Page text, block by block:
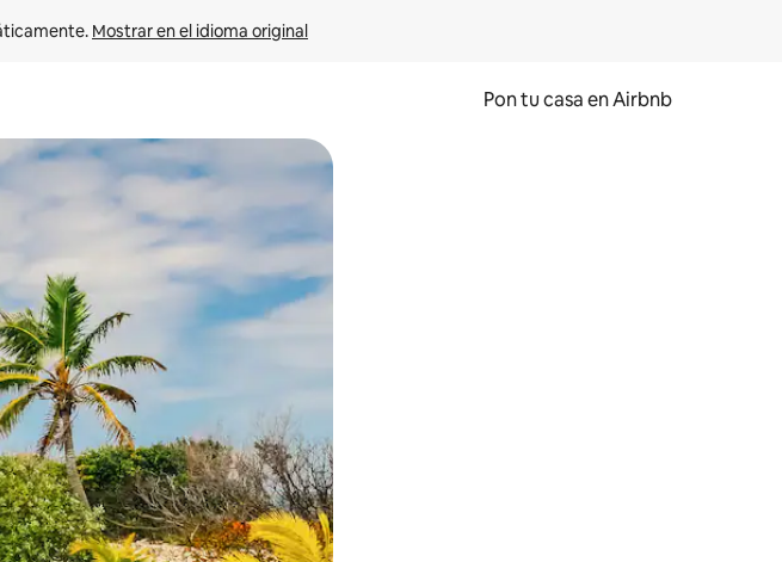
Mostrar en el idioma original
Pon tu casa en Airbnb
abajo o explora con el tacto o desliza el dedo.